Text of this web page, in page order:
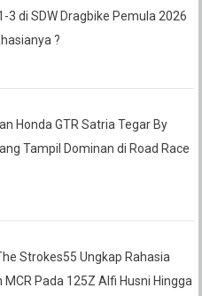
3 di SDW Dragbike Pemula 2026
?
Honda GTR Satria Tegar By
Tampil Dominan di Road Race
Strokes55 Ungkap Rahasia
Pada 125Z Alfi Husni Hingga